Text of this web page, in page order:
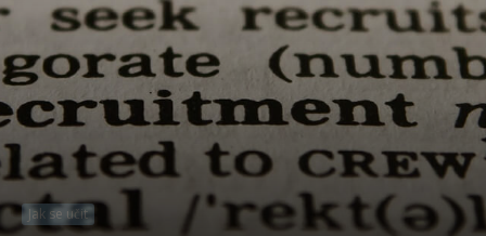
Jak se učit